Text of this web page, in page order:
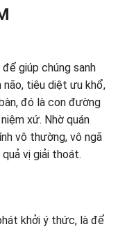
giúp chúng sanh
tiêu diệt ưu khổ,
đó là con đường
xứ. Nhờ quán
vô thường, vô ngã
vị giải thoát.
khởi ý thức, là để